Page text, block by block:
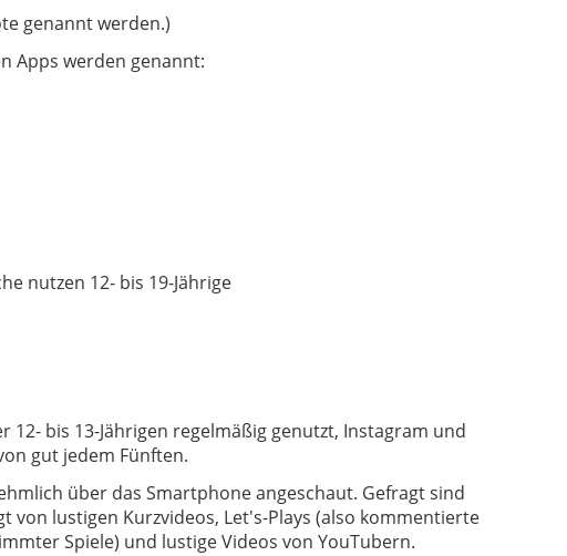
genannt werden.)
Apps werden genannt:
nutzen 12- bis 19-Jährige
12- bis 13-Jährigen regelmäßig genutzt, Instagram und
gut jedem Fünften.
über das Smartphone angeschaut. Gefragt sind
von lustigen Kurzvideos, Let's-Plays (also kommentierte
Spiele) und lustige Videos von YouTubern.